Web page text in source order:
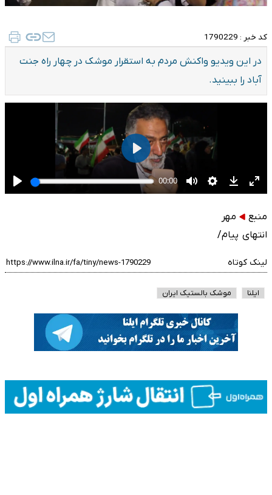
کد خبر : 1790229
در این ویدیو واکنش مردم به استقرار موشک در چهار راه جنت
آباد را ببینید.
منبع
مهر
انتهای پیام/
لینک کوتاه
ایلنا موشک بالستیک ایران